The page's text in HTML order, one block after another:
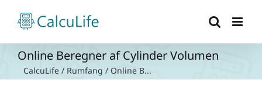
content
Online Beregner af Cylinder Volumen
CalcuLife / Rumfang / Online B...